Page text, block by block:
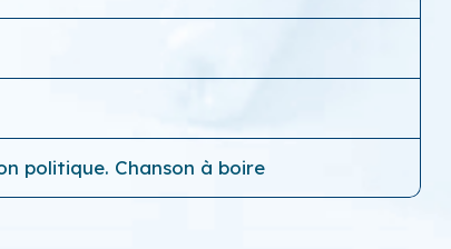
politique. Chanson à boire